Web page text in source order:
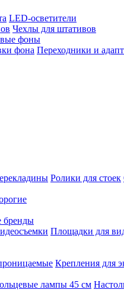
LED-осветители
Чехлы для штативов
фоны
фона Переходники и
Ролики для стоек
бренды
Площадки для
Крепления для
лампы 45 см